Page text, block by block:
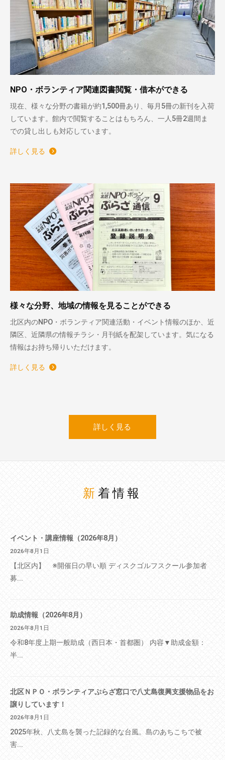
NPO・ボランティア関連図書閲覧・借本ができる
現在、様々な分野の書籍が約1,500冊あり、毎月5冊の新刊を入荷
しています。館内で閲覧することはもちろん、一人5冊2週間ま
での貸し出しも対応しています。
詳しく見る
様々な分野、地域の情報を見ることができる
北区内のNPO・ボランティア関連活動・イベント情報のほか、近
隣区、近隣県の情報チラシ・月刊紙を配架しています。気になる
情報はお持ち帰りいただけます。
詳しく見る
詳しく見る
新着情報
イベント・講座情報（2026年8月）
2026年8月1日
【北区内】 ※開催日の早い順 ディスクゴルフスクール参加者
募...
助成情報（2026年8月）
2026年8月1日
令和8年度上期一般助成（西日本・首都圏） 内容▼助成金額：
半...
北区ＮＰＯ・ボランティアぷらざ窓口で八丈島復興支援物品をお
譲りしています！
2026年8月1日
2025年秋、八丈島を襲った記録的な台風。島のあちこちで被
害...